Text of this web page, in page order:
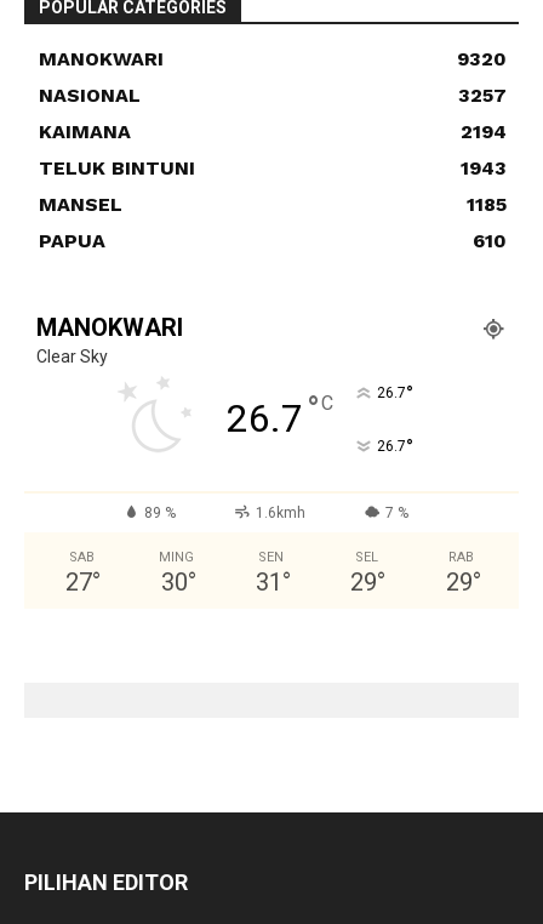
POPULAR CATEGORIES
MANOKWARI
9320
NASIONAL
3257
KAIMANA
2194
TELUK BINTUNI
1943
MANSEL
1185
PAPUA
610
MANOKWARI
Clear Sky
26.7 °C 26.7°
26.7°
89 % 1.6kmh 7 %
SAB
27°
MING
30°
SEN
31 °
SEL
29°
RAB
29°
PILIHAN EDITOR